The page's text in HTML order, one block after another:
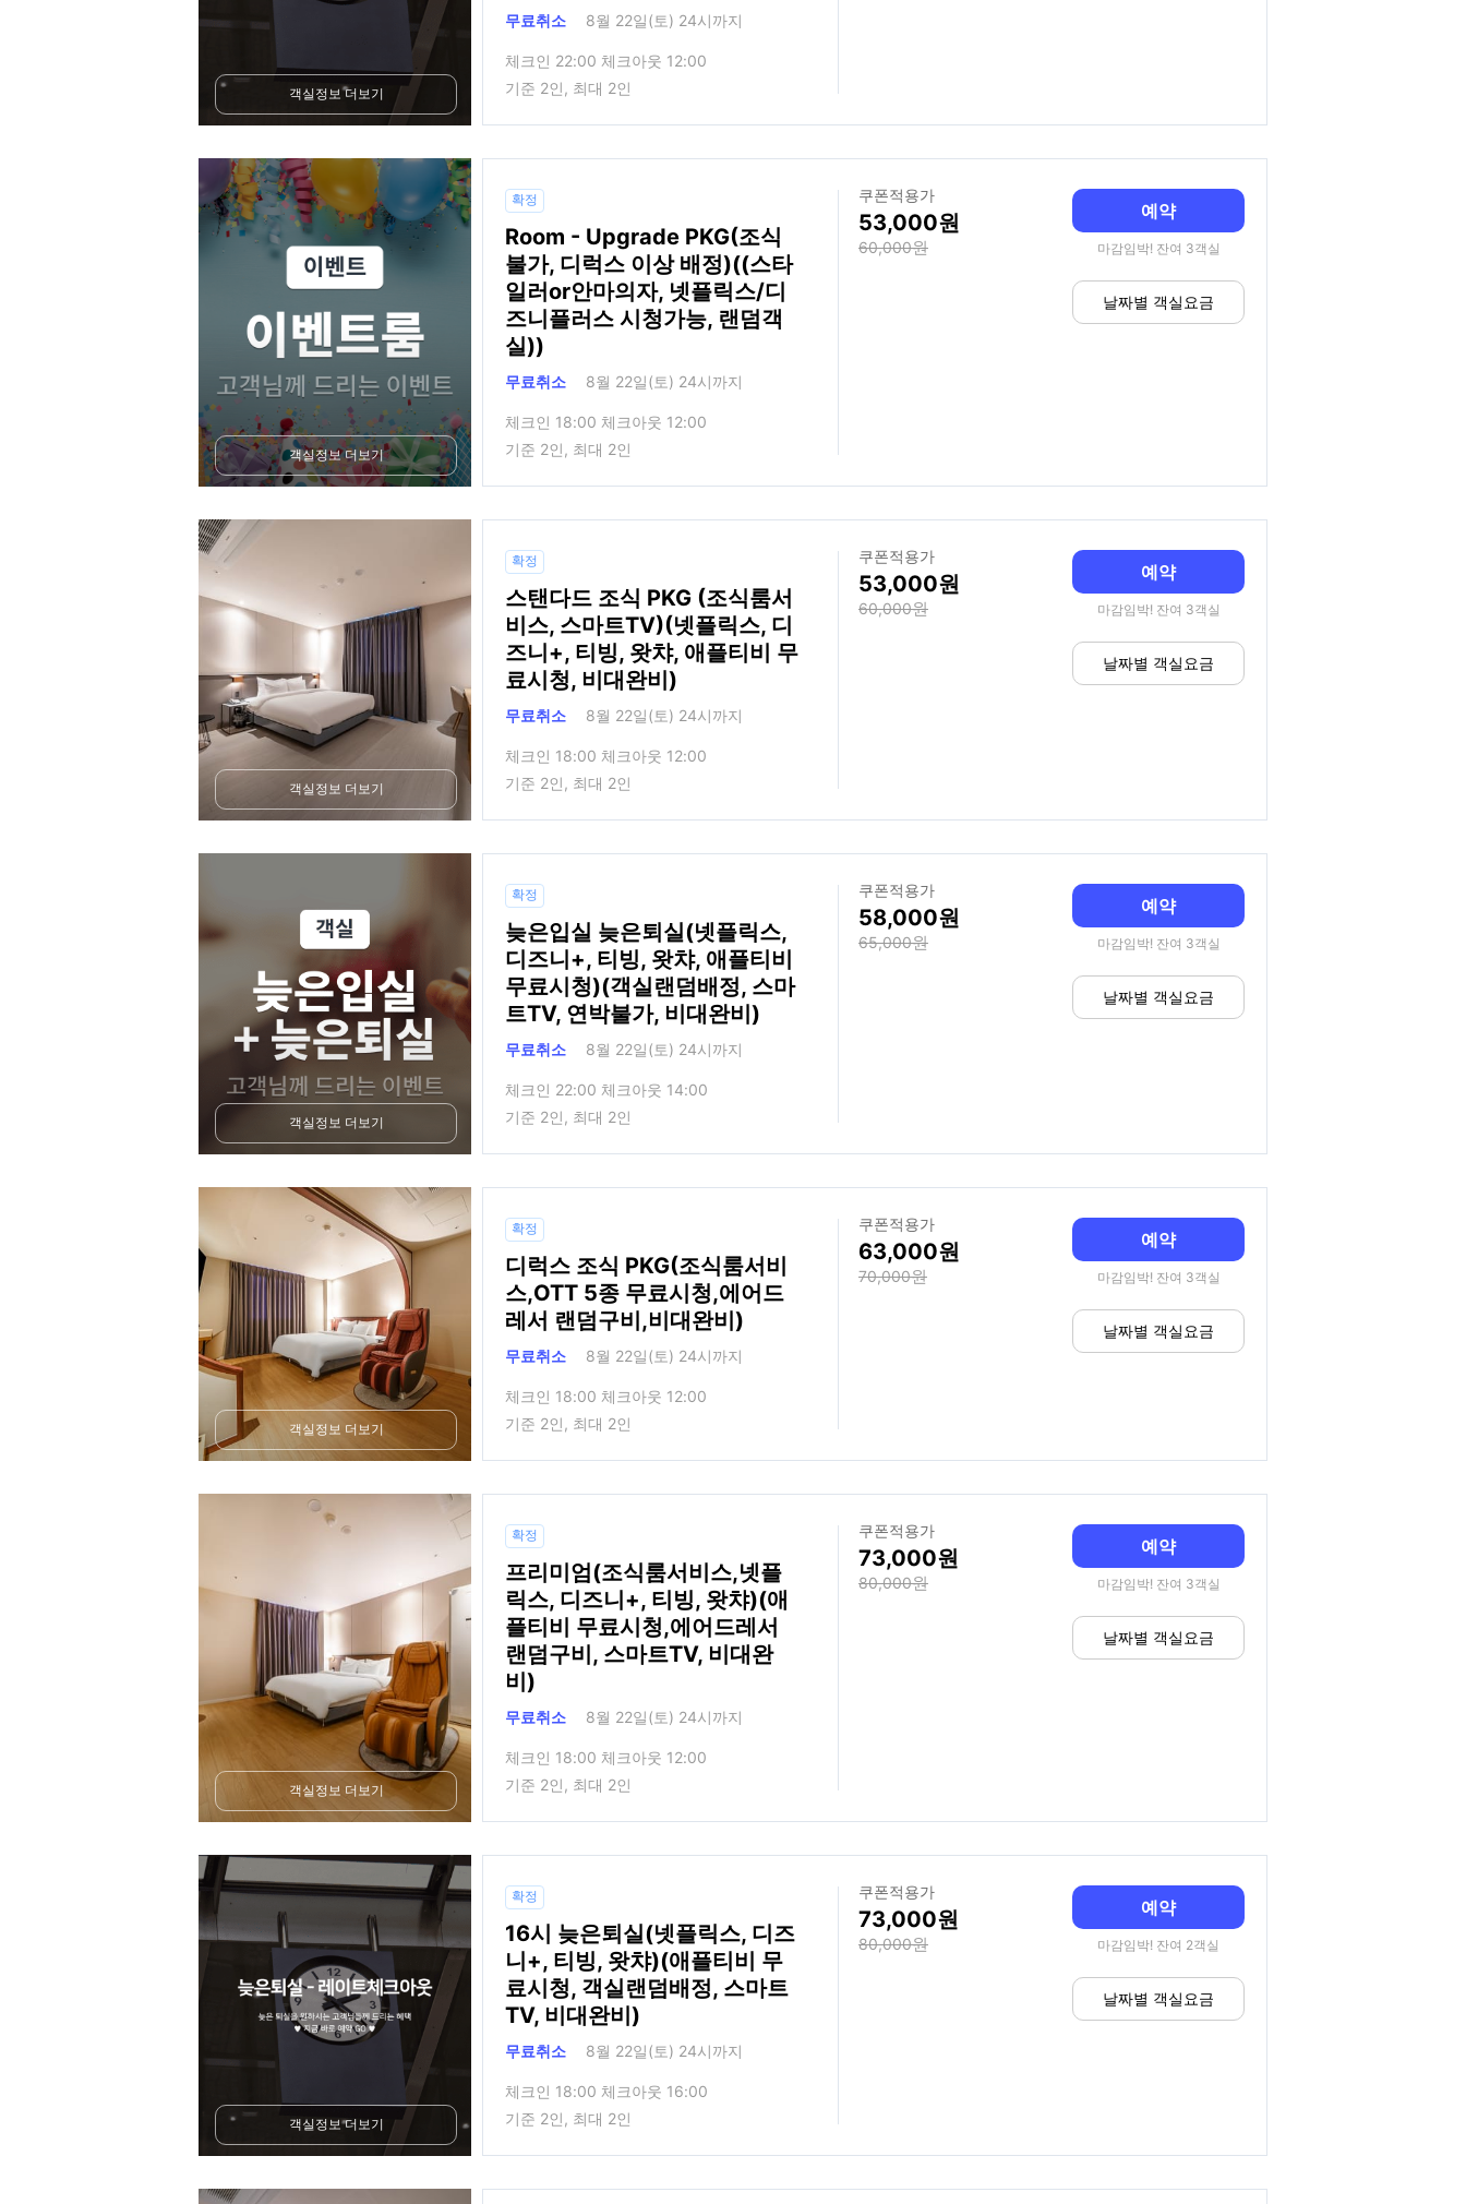
객실정보 더보기
무료취소 8월 22일(토) 24시까지
체크인 22:00 체크아웃 12:00
기준 2인, 최대 2인
객실정보 더보기
확정
Room - Upgrade PKG(조식
불가, 디럭스 이상 배정)((스타
일러or안마의자, 넷플릭스/디
즈니플러스 시청가능, 랜덤객
실))
무료취소 8월 22일(토) 24시까지
체크인 18:00 체크아웃 12:00
기준 2인, 최대 2인
쿠폰적용가
53,000
60,000
예약
마감임박! 잔여 3객실
날짜별 객실요금
객실정보 더보기
확정
스탠다드 조식 PKG (조식룸서
비스, 스마트TV)(넷플릭스, 디
즈니+, 티빙, 왓챠, 애플티비 무
료시청, 비대완비)
무료취소 8월 22일(토) 24시까지
체크인 18:00 체크아웃 12:00
기준 2인, 최대 2인
쿠폰적용가
53,000
60,000
예약
마감임박! 잔여 3객실
날짜별 객실요금
객실정보 더보기
확정
늦은입실 늦은퇴실(넷플릭스,
디즈니+, 티빙, 왓챠, 애플티비
무료시청)(객실랜덤배정, 스마
트TV, 연박불가, 비대완비)
무료취소 8월 22일(토) 24시까지
체크인 22:00 체크아웃 14:00
기준 2인, 최대 2인
쿠폰적용가
58,000
65,000
예약
마감임박! 잔여 3객실
날짜별 객실요금
객실정보 더보기
확정
디럭스 조식 PKG(조식룸서비
스,OTT 5종 무료시청,에어드
레서 랜덤구비,비대완비)
무료취소 8월 22일(토) 24시까지
체크인 18:00 체크아웃 12:00
기준 2인, 최대 2인
쿠폰적용가
63,000
70,000
예약
마감임박! 잔여 3객실
날짜별 객실요금
객실정보 더보기
확정
프리미엄(조식룸서비스,넷플
릭스, 디즈니+, 티빙, 왓챠)(애
플티비 무료시청,에어드레서
랜덤구비, 스마트TV, 비대완
비)
무료취소 8월 22일(토) 24시까지
체크인 18:00 체크아웃 12:00
기준 2인, 최대 2인
쿠폰적용가
73,000
80,000
예약
마감임박! 잔여 3객실
날짜별 객실요금
객실정보 더보기
확정
16시 늦은퇴실(넷플릭스, 디즈
니+, 티빙, 왓챠)(애플티비 무
료시청, 객실랜덤배정, 스마트
TV, 비대완비)
무료취소 8월 22일(토) 24시까지
체크인 18:00 체크아웃 16:00
기준 2인, 최대 2인
쿠폰적용가
73,000
80,000
예약
마감임박! 잔여 2객실
날짜별 객실요금